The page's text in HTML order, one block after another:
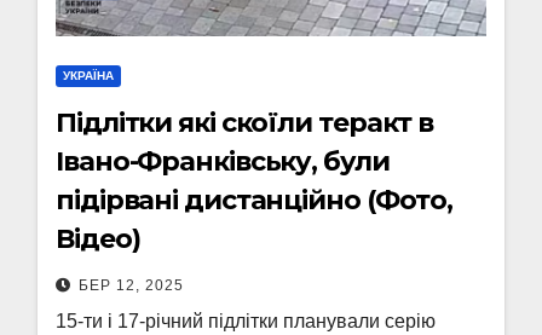
УКРАЇНА
Підлітки які скоїли теракт в
Івано-Франківську, були
підірвані дистанційно (Фото,
Відео)
БЕР 12, 2025
15-ти і 17-річний підлітки планували серію